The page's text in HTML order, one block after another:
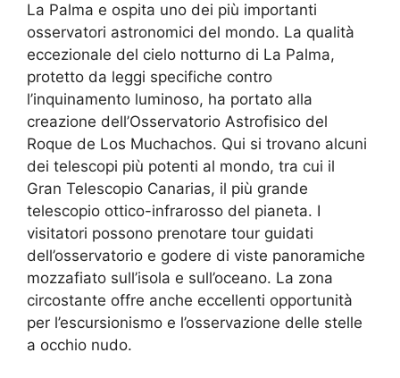
La Palma e ospita uno dei più importanti
osservatori astronomici del mondo. La qualità
eccezionale del cielo notturno di La Palma,
protetto da leggi specifiche contro
l’inquinamento luminoso, ha portato alla
creazione dell’Osservatorio Astrofisico del
Roque de Los Muchachos. Qui si trovano alcuni
dei telescopi più potenti al mondo, tra cui il
Gran Telescopio Canarias, il più grande
telescopio ottico-infrarosso del pianeta. I
visitatori possono prenotare tour guidati
dell’osservatorio e godere di viste panoramiche
mozzafiato sull’isola e sull’oceano. La zona
circostante offre anche eccellenti opportunità
per l’escursionismo e l’osservazione delle stelle
a occhio nudo.